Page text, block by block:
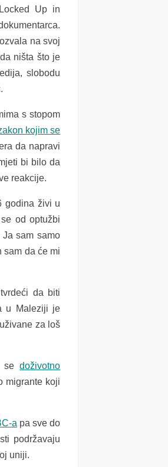
Up in
na svoj
ništa što je
slobodu
s stopom
kojim se
da napravi
bi bilo da
reakcije.
godina živi u
od optužbi
sam samo
sam da će mi
da biti
u Maleziji je
za loš
sedoživotno
migrante koji
a pa sve do
podržavaju
uniji.